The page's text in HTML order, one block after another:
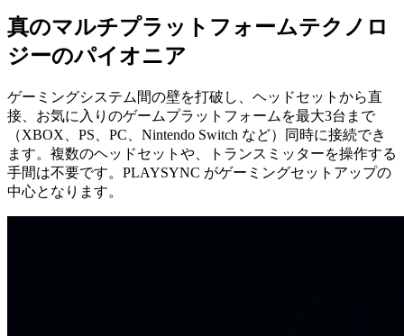
真のマルチプラットフォームテクノロ
ジーのパイオニア
ゲーミングシステム間の壁を打破し、ヘッドセットから直
接、お気に入りのゲームプラットフォームを最大3台まで
（XBOX、PS、PC、Nintendo Switch など）同時に接続でき
ます。複数のヘッドセットや、トランスミッターを操作する
手間は不要です。PLAYSYNC がゲーミングセットアップの
中心となります。